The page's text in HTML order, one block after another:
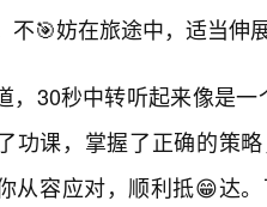
不🎯妨在旅途中，适当伸
，30秒中转听起来像是
功课，掌握了正确的策
从容应对，顺利抵😁达